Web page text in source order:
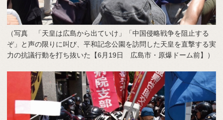
（写真 「天皇は広島から出ていけ」「中国侵略戦争を阻止する
ぞ」と声の限りに叫び、平和記念公園を訪問した天皇を直撃する実
力の抗議行動を打ち抜いた【6月19日 広島市・原爆ドーム前】）